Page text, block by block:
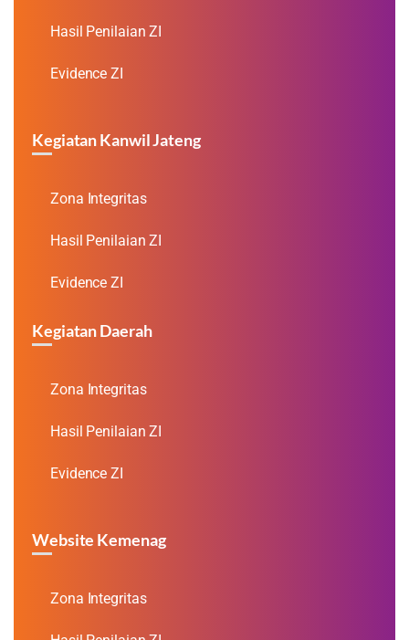
Hasil Penilaian ZI
Evidence ZI
Kegiatan Kanwil Jateng
Zona Integritas
Hasil Penilaian ZI
Evidence ZI
Kegiatan Daerah
Zona Integritas
Hasil Penilaian ZI
Evidence ZI
Website Kemenag
Zona Integritas